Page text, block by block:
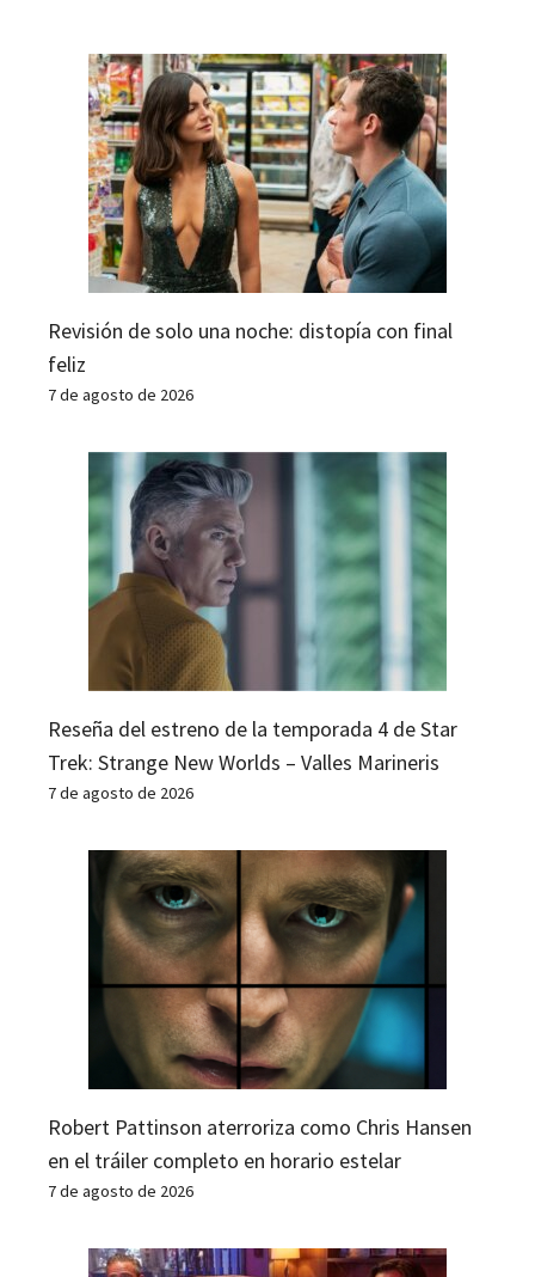
Revisión de solo una noche: distopía con final
feliz
7 de agosto de 2026
Reseña del estreno de la temporada 4 de Star
Trek: Strange New Worlds – Valles Marineris
7 de agosto de 2026
Robert Pattinson aterroriza como Chris Hansen
en el tráiler completo en horario estelar
7 de agosto de 2026